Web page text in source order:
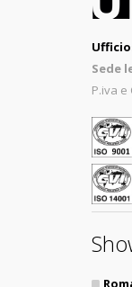
Sede
P.iva e